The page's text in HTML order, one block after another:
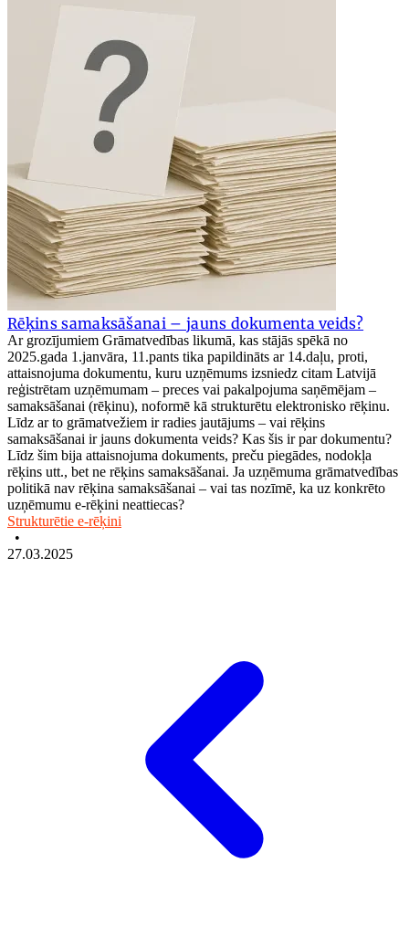
Rēķins samaksāšanai – jauns dokumenta veids?
Ar grozījumiem Grāmatvedības likumā, kas stājās spēkā no
2025.gada 1.janvāra, 11.pants tika papildināts ar 14.daļu, proti,
attaisnojuma dokumentu, kuru uzņēmums izsniedz citam Latvijā
reģistrētam uzņēmumam – preces vai pakalpojuma saņēmējam –
samaksāšanai (rēķinu), noformē kā strukturētu elektronisko rēķinu.
Līdz ar to grāmatvežiem ir radies jautājums – vai rēķins
samaksāšanai ir jauns dokumenta veids? Kas šis ir par dokumentu?
Līdz šim bija attaisnojuma dokuments, preču piegādes, nodokļa
rēķins utt., bet ne rēķins samaksāšanai. Ja uzņēmuma grāmatvedības
politikā nav rēķina samaksāšanai – vai tas nozīmē, ka uz konkrēto
uzņēmumu e-rēķini neattiecas?
Strukturētie e-rēķini
•
27.03.2025